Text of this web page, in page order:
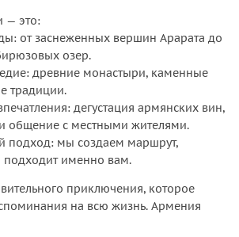
— это:
от заснеженных вершин Арарата до
озер.
древние монастыри, каменные
традиции.
дегустация армянских вин,
общение с местными жителями.
подход: мы создаем маршрут,
подходит именно вам.
приключения, которое
на всю жизнь. Армения